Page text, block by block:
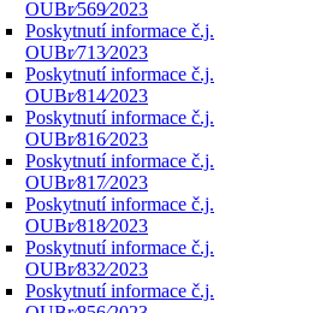
OUBr⁄569⁄2023
Poskytnutí informace č.j.
OUBr⁄713⁄2023
Poskytnutí informace č.j.
OUBr⁄814⁄2023
Poskytnutí informace č.j.
OUBr⁄816⁄2023
Poskytnutí informace č.j.
OUBr⁄817⁄2023
Poskytnutí informace č.j.
OUBr⁄818⁄2023
Poskytnutí informace č.j.
OUBr⁄832⁄2023
Poskytnutí informace č.j.